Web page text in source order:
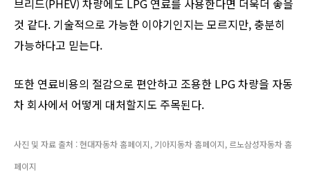
것 같다. 기술적으로 가능한 이야기인지는 모르지만, 충분히
가능하다고 믿는다.
또한 연료비용의 절감으로 편안하고 조용한 LPG 차량을 자동
차 회사에서 어떻게 대처할지도 주목된다.
사진 및 자료 출처 :현대자동차 홈페이지, 기아지동차 홈페이지, 르노삼성자동차 홈
페이지